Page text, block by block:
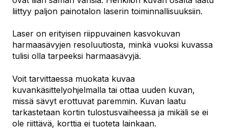
liittyy paljon painotalon laserin toiminnallisuuksiin.
Laser on erityisen riippuvainen kasvokuvan
harmaasävyjen resoluutiosta, minkä vuoksi kuvassa
tulisi olla tarpeeksi harmaasävyjä.
Voit tarvittaessa muokata kuvaa
kuvankäsittelyohjelmalla tai ottaa uuden kuvan,
missä sävyt erottuvat paremmin. Kuvan laatu
tarkastetaan kortin tulostusvaiheessa ja mikäli se ei
ole riittävä, korttia ei tuoteta lainkaan.